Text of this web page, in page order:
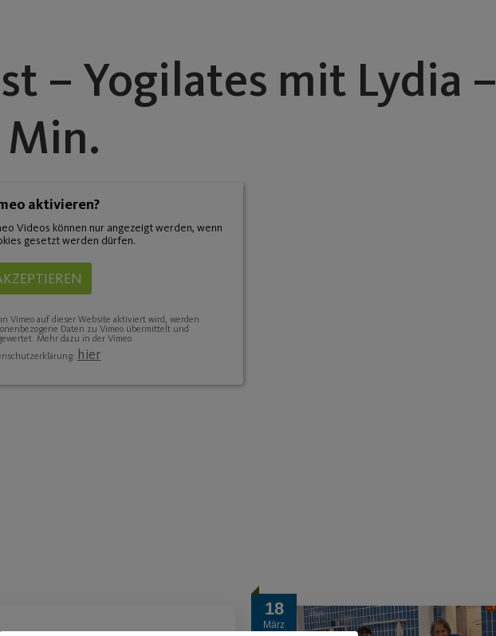
– Yogilates mit Lydia –
Min.
aktivieren?
Videos können nur angezeigt werden, wenn
gesetzt werden dürfen.
Vimeo auf dieser Website aktiviert wird, werden
Daten zu Vimeo übermittelt und
Mehr dazu in der Vimeo
hier
18
März